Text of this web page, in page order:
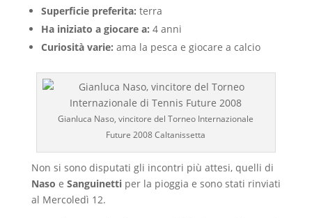
Superficie preferita: terra
Ha iniziato a giocare a: 4 anni
Curiosità varie: ama la pesca e giocare a calcio
Gianluca Naso, vincitore del Torneo Internazionale
Future 2008 Caltanissetta
Non si sono disputati gli incontri più attesi, quelli di
Naso e Sanguinettiper la pioggia e sono stati rinviati
al Mercoledì 12.